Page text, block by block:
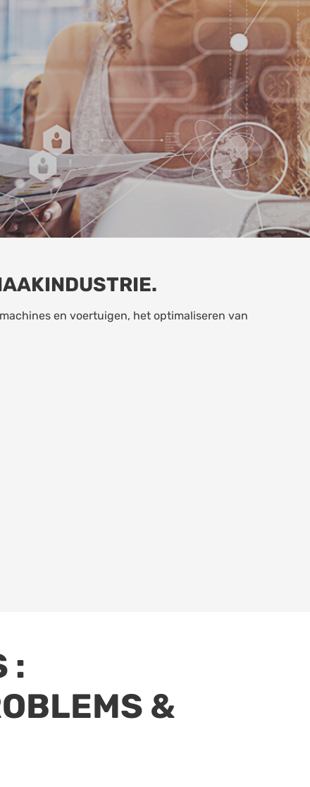
en voertuigen, het optimaliseren van
:
&